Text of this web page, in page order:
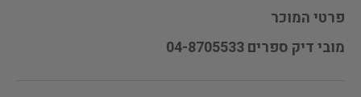
פרטי המוכר
מובי דיק ספרים 04-8705533